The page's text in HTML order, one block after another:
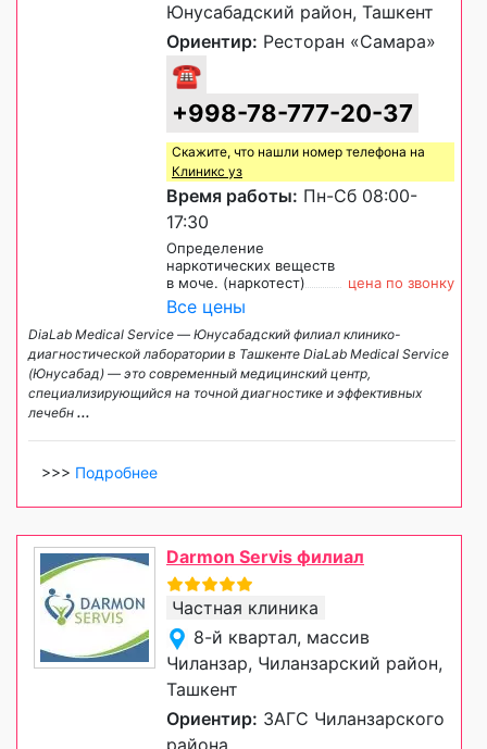
Юнусабадский район, Ташкент
Ориентир: Ресторан «Самара»
☎
+998-78-777-20-37
Скажите, что нашли номер телефона на
Клиникс уз
Время работы: Пн-Сб 08:00-
17:30
Определение
наркотических веществ
в моче. (наркотест)
цена по звонку
Все цены
DiaLab Medical Service — Юнусабадский филиал клинико-
диагностической лаборатории в Ташкенте DiaLab Medical Service
(Юнусабад) — это современный медицинский центр,
специализирующийся на точной диагностике и эффективных
лечебн ...
>>> Подробнее
Darmon Servis филиал
Частная клиника
8-й квартал, массив
Чиланзар, Чиланзарский район,
Ташкент
Ориентир: ЗАГС Чиланзарского